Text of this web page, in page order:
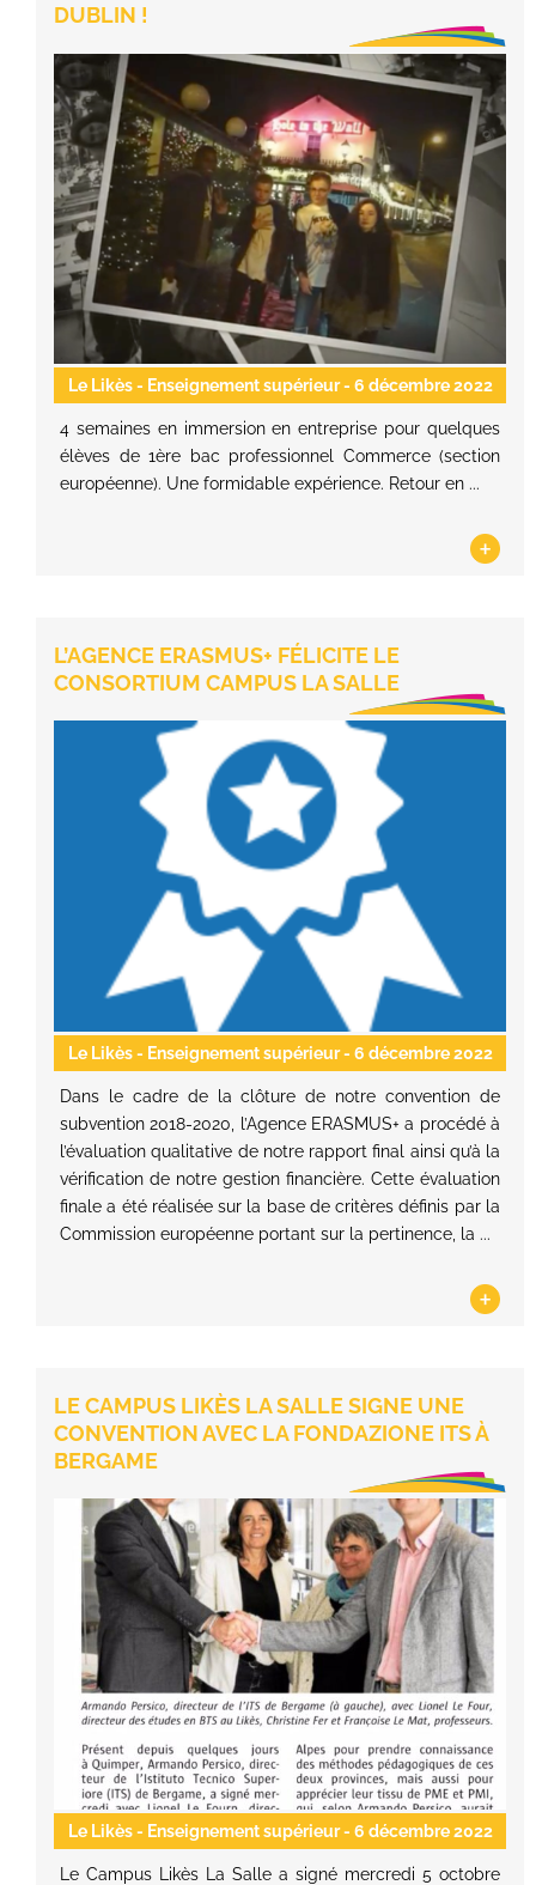
DUBLIN !
Le Likès - Enseignement supérieur- 6 décembre 2022
4 semaines en immersion en entreprise pour quelques
élèves de 1ère bac professionnel Commerce (section
européenne). Une formidable expérience. Retour en ...
+
L’AGENCE ERASMUS+ FÉLICITE LE
CONSORTIUM CAMPUS LA SALLE
Le Likès - Enseignement supérieur- 6 décembre 2022
Dans le cadre de la clôture de notre convention de
subvention 2018-2020, l’Agence ERASMUS+ a procédé à
l’évaluation qualitative de notre rapport final ainsi qu’à la
vérification de notre gestion financière. Cette évaluation
finale a été réalisée sur la base de critères définis par la
Commission européenne portant sur la pertinence, la ...
+
LE CAMPUS LIKÈS LA SALLE SIGNE UNE
CONVENTION AVEC LA FONDAZIONE ITS À
BERGAME
Le Likès - Enseignement supérieur- 6 décembre 2022
Le Campus Likès La Salle a signé mercredi 5 octobre